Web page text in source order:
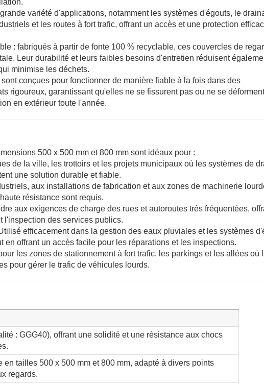
variété d'applications, notamment les systèmes d'égouts, le
et les routes à fort trafic, offrant un accès et une protection
: fabriqués à partir de fonte 100 % recyclable, ces couvercles de
Leur durabilité et leurs faibles besoins d'entretien réduisent
minimise les déchets.
conçues pour fonctionner de manière fiable à la fois dans des
rigoureux, garantissant qu'elles ne se fissurent pas ou ne se
en extérieur toute l'année.
500 x 500 mm et 800 mm sont idéaux pour :
de la ville, les trottoirs et les projets municipaux où les systèmes de
une solution durable et fiable.
aux installations de fabrication et aux zones de machinerie
résistance sont requis.
aux exigences de charge des rues et autoroutes très fréquentées,
l'inspection des services publics.
efficacement dans la gestion des eaux pluviales et les systèmes
en offrant un accès facile pour les réparations et les inspections.
les zones de stationnement à fort trafic, les parkings et les allées où
pour gérer le trafic de véhicules lourds.
: GGG40), offrant une solidité et une résistance aux chocs
en tailles 500 x 500 mm et 800 mm, adapté à divers points
regards.